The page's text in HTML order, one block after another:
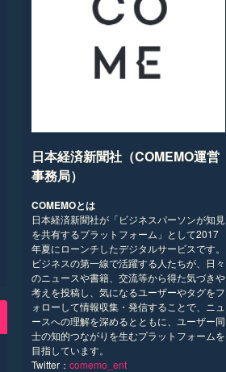
日本経済新聞社（COMEMO運営
事務局）
COMEMOとは
日本経済新聞社が「ビジネスパーソンが知見
を共有するプラットフォーム」として2017
年夏にローンチしたデジタルサービスです。
ビジネスの第一線で活躍する人たちが、日々
のニュースや書籍、交流等から得た気づきや
考えを投稿し、気になるユーザーやタグをフ
ォローして情報収集・発信することで、ニュ
ースへの理解を深めるとともに、ユーザー同
士の知的つながりを生むプラットフォームを
目指しています。
Twitter： comemo_ent